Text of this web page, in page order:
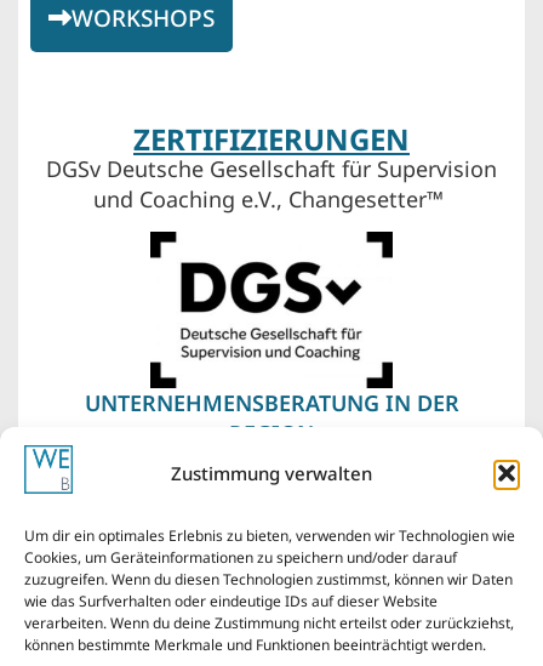
Zustimmung verwalten
Um dir ein optimales Erlebnis zu bieten, verwenden wir Technologien wie
Cookies, um Geräteinformationen zu speichern und/oder darauf
zuzugreifen. Wenn du diesen Technologien zustimmst, können wir Daten
wie das Surfverhalten oder eindeutige IDs auf dieser Website
verarbeiten. Wenn du deine Zustimmung nicht erteilst oder zurückziehst,
können bestimmte Merkmale und Funktionen beeinträchtigt werden.
WORKSHOPS
ZERTIFIZIERUNGEN
DGSv Deutsche Gesellschaft für Supervision
und Coaching e.V., Changesetter™
UNTERNEHMENSBERATUNG IN DER
REGION
Supervision und Coaching im Bergischen
Land – Wuppertal, Remscheid, Solingen. Vor
meiner Haustür liegen auch Düsseldorf,
Köln, das Ruhrgebiet von Essen über
Bochum bis Dortmund.